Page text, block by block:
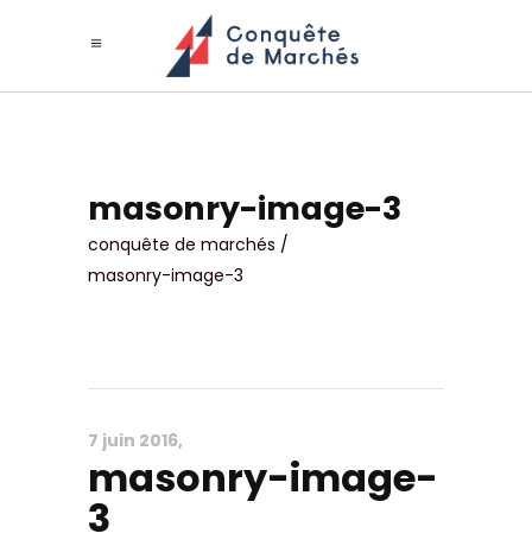
masonry-image-3
conquête de marchés /
masonry-image-3
7 juin 2016
masonry-image-
3